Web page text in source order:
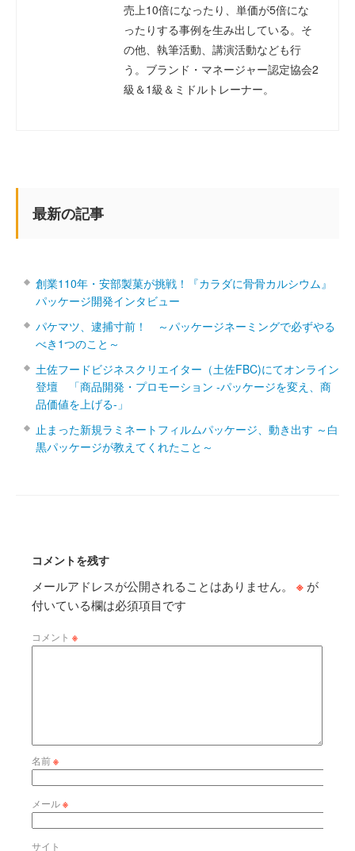
売上10倍になったり、単価が5倍にな
ったりする事例を生み出している。そ
の他、執筆活動、講演活動なども行
う。ブランド・マネージャー認定協会2
級＆1級＆ミドルトレーナー。
最新の記事
創業110年・安部製菓が挑戦！『カラダに骨骨カルシウム』
パッケージ開発インタビュー
パケマツ、逮捕寸前！ ～パッケージネーミングで必ずやる
べき1つのこと～
土佐フードビジネスクリエイター（土佐FBC)にてオンライン
登壇 「商品開発・プロモーション ‐パッケージを変え、商
品価値を上げる‐」
止まった新規ラミネートフィルムパッケージ、動き出す ～白
黒パッケージが教えてくれたこと～
コメントを残す
メールアドレスが公開されることはありません。 ※ が
付いている欄は必須項目です
コメント ※
名前※
メール※
サイト